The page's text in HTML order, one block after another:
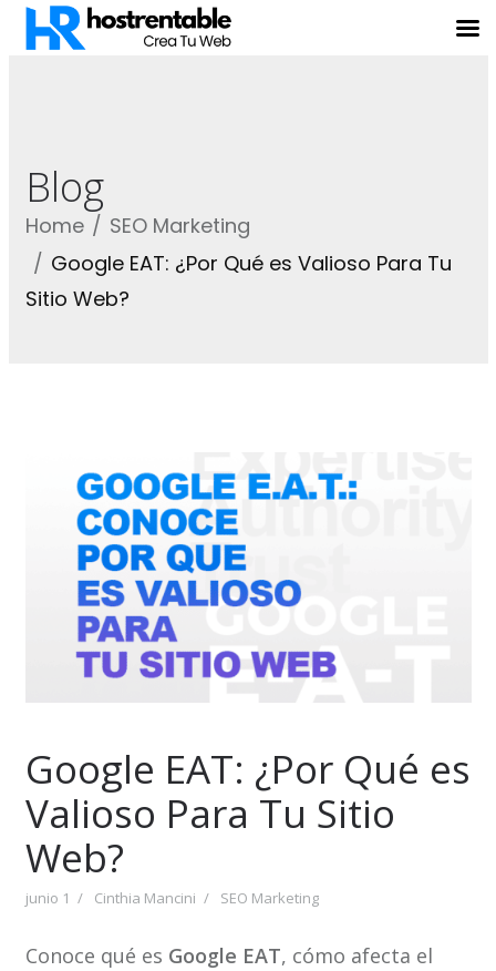
Blog
Home
SEO Marketing
Google EAT: ¿Por Qué es Valioso Para Tu
Sitio Web?
Google EAT: ¿Por Qué es
Valioso Para Tu Sitio
Web?
junio 1 Cinthia Mancini SEO Marketing
Conoce qué es Google EAT, cómo afecta el